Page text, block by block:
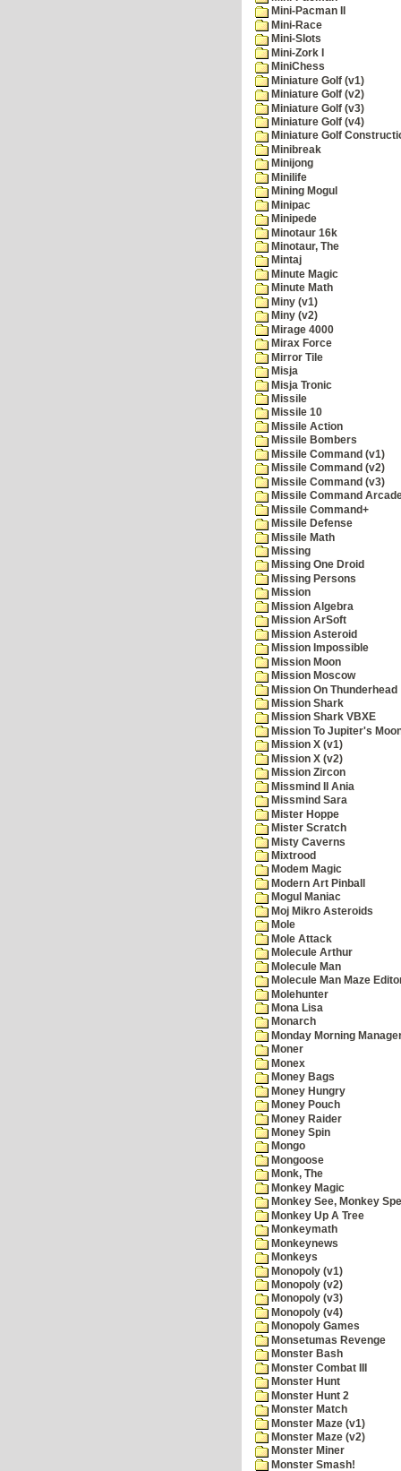
Mini-Pacman II
Mini-Race
Mini-Slots
Mini-Zork I
MiniChess
Miniature Golf (v1)
Miniature Golf (v2)
Miniature Golf (v3)
Miniature Golf (v4)
Miniature Golf
Minibreak
Minijong
Minilife
Mining Mogul
Minipac
Minipede
Minotaur 16k
Minotaur, The
Mintaj
Minute Magic
Minute Math
Miny (v1)
Miny (v2)
Mirage 4000
Mirax Force
Mirror Tile
Misja
Misja Tronic
Missile
Missile 10
Missile Action
Missile Bombers
Missile Command (v1)
Missile Command (v2)
Missile Command (v3)
Missile Command
Missile Command+
Missile Defense
Missile Math
Missing
Missing One Droid
Missing Persons
Mission
Mission Algebra
Mission ArSoft
Mission Asteroid
Mission Impossible
Mission Moon
Mission Moscow
Mission On Thunderhead
Mission Shark
Mission Shark VBXE
Mission To Jupiter's
Mission X (v1)
Mission X (v2)
Mission Zircon
Missmind II Ania
Missmind Sara
Mister Hoppe
Mister Scratch
Misty Caverns
Mixtrood
Modem Magic
Modern Art Pinball
Mogul Maniac
Moj Mikro Asteroids
Mole
Mole Attack
Molecule Arthur
Molecule Man
Molecule Man Maze
Molehunter
Mona Lisa
Monarch
Monday Morning
Moner
Monex
Money Bags
Money Hungry
Money Pouch
Money Raider
Money Spin
Mongo
Mongoose
Monk, The
Monkey Magic
Monkey See, Monkey
Monkey Up A Tree
Monkeymath
Monkeynews
Monkeys
Monopoly (v1)
Monopoly (v2)
Monopoly (v3)
Monopoly (v4)
Monopoly Games
Monsetumas Revenge
Monster Bash
Monster Combat III
Monster Hunt
Monster Hunt 2
Monster Match
Monster Maze (v1)
Monster Maze (v2)
Monster Miner
Monster Smash!